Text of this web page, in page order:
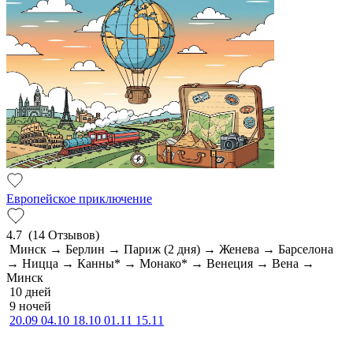
Европейское приключение
4.7 (14 Отзывов)
Минск → Берлин → Париж (2 дня) → Женева → Барселона
→ Ницца → Канны* → Монако* → Венеция → Вена →
Минск
10 дней
9 ночей
20.09 04.10 18.10 01.11 15.11